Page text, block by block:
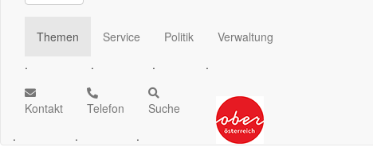
Themen
.
Service
.
Politik
.
Verwaltung
.
Kontakt
.
Telefon
.
Suche
.